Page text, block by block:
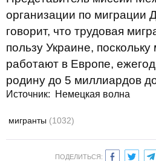
организации по миграции
говорит, что трудовая
пользу Украине,
работают в Европе,
родину до 5 миллиардов
Источник: Немецкая волна
мигранты (1032)
ПОДЕЛИТЬСЯ: